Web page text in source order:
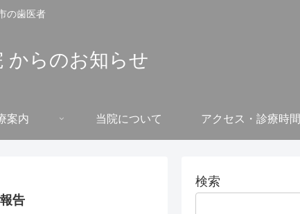
の歯医者
からのお知らせ
案内 当院について アクセス・診療時間
告
検索